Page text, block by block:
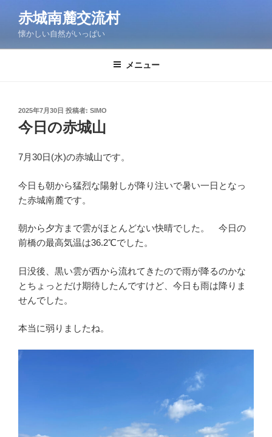
ン
赤城南麓交流村
懐かしい自然がいっぱい
メニュー
投
稿
日:
2025年7月30日 投稿者: SIMO
今日の赤城山
7月30日(水)の赤城山です。
今日も朝から猛烈な陽射しが降り注いで暑い一日となっ
た赤城南麓です。
朝から夕方まで雲がほとんどない快晴でした。 今日の
前橋の最高気温は36.2℃でした。
日没後、黒い雲が西から流れてきたので雨が降るのかな
とちょっとだけ期待したんですけど、今日も雨は降りま
せんでした。
本当に弱りましたね。